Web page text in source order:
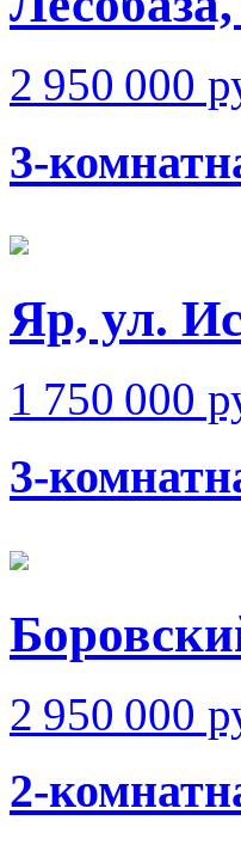
2 950 000
3-
Яр, ул.
1 750 000
3-
2 950 000
2-